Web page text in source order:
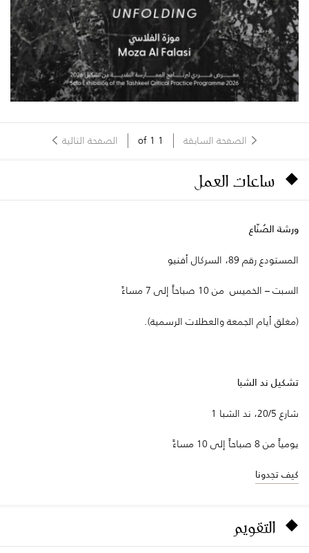
الصفحة السابقة 1
1 الصفحة التالية
ساعات العمل
ورشة الصُنّاع
المستودع رقم 89، السركال أفنيو
السبت – الخميس من 10 صباحاً إلى 7 مساءً
(مغلق أيام الجمعة والعطلات الرسمية).
تشكيل ند الشبا
شارع 20/5، ند الشبا 1
يومياً من 8 صباحاً إلى 10 مساءً
كيف تجدونا
التقويم